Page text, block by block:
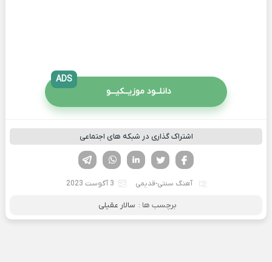
دانلــود موزیــکیـــو
ADS
اشتراک گذاری در شبکه های اجتماعی
لینکدین تویتر
فیسوک
آهنگ سنتی-قدیمی 3 آگوست 2023
برچسب ها : سالار عقیلی